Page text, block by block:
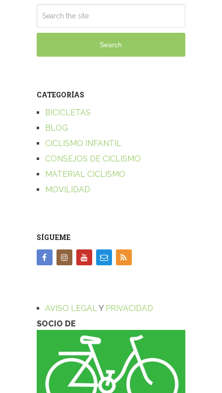
Search
CATEGORÍAS
BICICLETAS
BLOG
CICLISMO INFANTIL
CONSEJOS DE CICLISMO
MATERIAL CICLISMO
MOVILIDAD
SÍGUEME
AVISO LEGAL YPRIVACIDAD
SOCIO DE